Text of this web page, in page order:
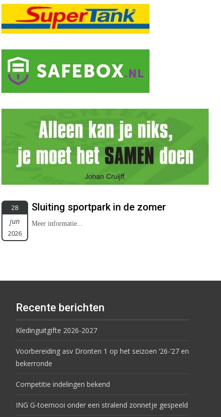
28
jun
2026
Sluiting sportpark in de zomer
Meer informatie...
Recente berichten
Kledinguitgifte 2026-2027
Voorbereiding asv Dronten 1 op het seizoen ’26-’27 en
bekerronde
Competitie indelingen bekend
ING G-toernooi onder een stralend zonnetje gespeeld